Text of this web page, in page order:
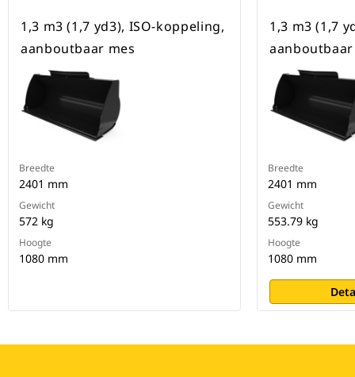
1,3 m3 (1,7 yd3), ISO-koppeling,
aanboutbaar mes
Breedte
2401 mm
Gewicht
572 kg
Hoogte
1080 mm
1,3 m3 (1,7
Breedte
2401 mm
Gewicht
553.79 kg
Hoogte
1080 mm